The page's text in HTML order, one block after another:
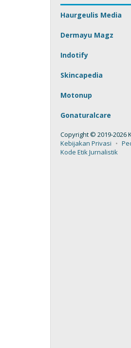
Haurgeulis Media
Dermayu Magz
Indotify
Skincapedia
Motonup
Gonaturalcare
Copyright © 2019-2026
Kebijakan Privasi
Kode Etik Jurnalistik